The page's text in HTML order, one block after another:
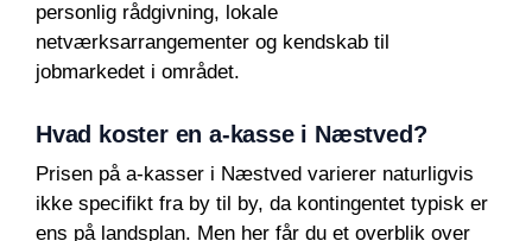
personlig rådgivning, lokale
netværksarrangementer og kendskab til
jobmarkedet i området.
Hvad koster en a-kasse i Næstved?
Prisen på a-kasser i Næstved varierer naturligvis
ikke specifikt fra by til by, da kontingentet typisk er
ens på landsplan. Men her får du et overblik over